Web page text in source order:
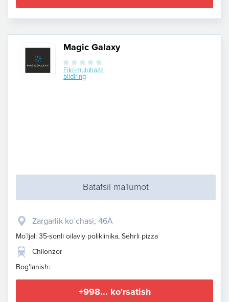
Magic Galaxy
Fikr-mulohaza
bildiring
Batafsil ma'lumot
Zargarlik ko`chasi, 46A
Mo`ljal: 35-sonli oilaviy poliklinika, Sehrli pizza
Chilonzor
Bog'lanish:
+998... ko'rsatish